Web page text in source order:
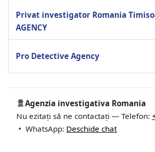
Privat investigator Romania
AGENCY
Pro Detective Agency
Agenzia investigativa Romania
Nu ezitați să ne contactați — Telefon:
• WhatsApp: Deschide chat